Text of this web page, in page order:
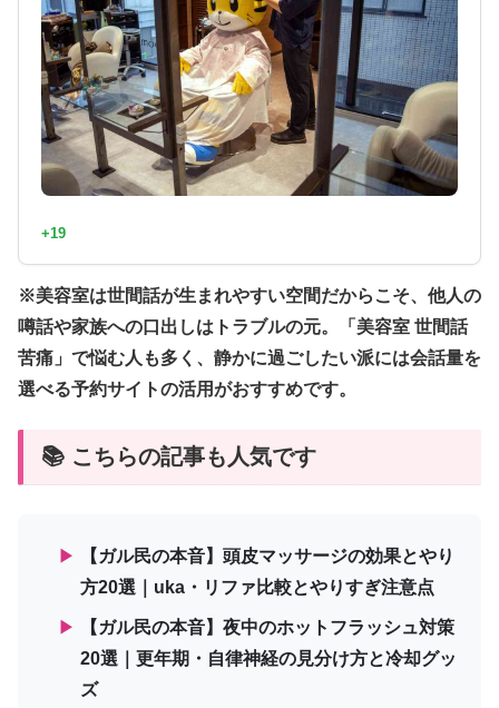
+19
※美容室は世間話が生まれやすい空間だからこそ、他人の
噂話や家族への口出しはトラブルの元。「美容室 世間話
苦痛」で悩む人も多く、静かに過ごしたい派には会話量を
選べる予約サイトの活用がおすすめです。
📚 こちらの記事も人気です
▶
【ガル民の本音】頭皮マッサージの効果とやり
方20選｜uka・リファ比較とやりすぎ注意点
▶
【ガル民の本音】夜中のホットフラッシュ対策
20選｜更年期・自律神経の見分け方と冷却グッ
ズ